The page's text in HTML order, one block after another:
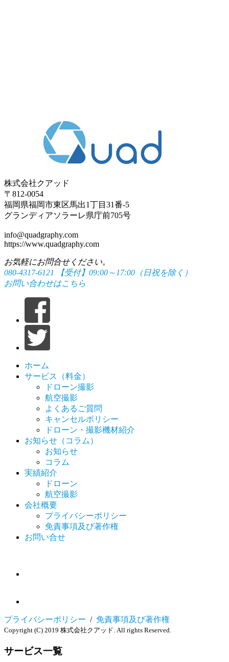
株式会社クアッド
〒812-0054
​福岡県福岡市東区馬出1丁目31番-5
グランディアソラーレ県庁前705号
info@quadgraphy.com
https://www.quadgraphy.com
お気軽にお問合せください。
080-4317-6121
【受付】09:00～17:00（日祝を除く）
お問い合わせはこちら
ホーム
サービス（料金）
ドローン撮影
航空撮影
よくあるご質問
キャンセルポリシー
ドローン・撮影機材紹介
お知らせ（コラム）
お知らせ
コラム
実績紹介
ドローン
航空撮影
会社概要
プライバシーポリシー
免責事項及び著作権
お問い合せ
プライバシーポリシー / 免責事項及び著作権
Copyright (C) 2019 株式会社クアッド. All rights Reserved.
サービス一覧